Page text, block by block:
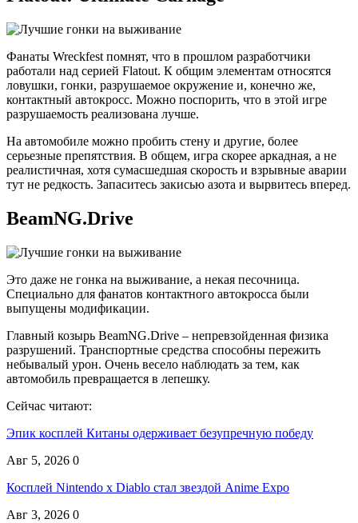
Фанаты Wreckfest помнят, что в прошлом разработчики
работали над серией Flatout. К общим элементам относятся
ловушки, гонки, разрушаемое окружение и, конечно же,
контактный автокросс. Можно поспорить, что в этой игре
разрушаемость реализована лучше.
На автомобиле можно пробить стену и другие, более
серьезные препятствия. В общем, игра скорее аркадная, а не
реалистичная, хотя сумасшедшая скорость и взрывные аварии
тут не редкость. Запаситесь закисью азота и вырвитесь вперед.
BeamNG.Drive
Это даже не гонка на выживание, а некая песочница.
Специально для фанатов контактного автокросса были
выпущены модификации.
Главный козырь BeamNG.Drive – непревзойденная физика
разрушений. Транспортные средства способны пережить
небывалый урон. Очень весело наблюдать за тем, как
автомобиль превращается в лепешку.
Сейчас читают:
Эпик косплей Китаны одерживает безупречную победу
Авг 5, 2026 0
Косплей Nintendo x Diablo стал звездой Anime Expo
Авг 3, 2026 0